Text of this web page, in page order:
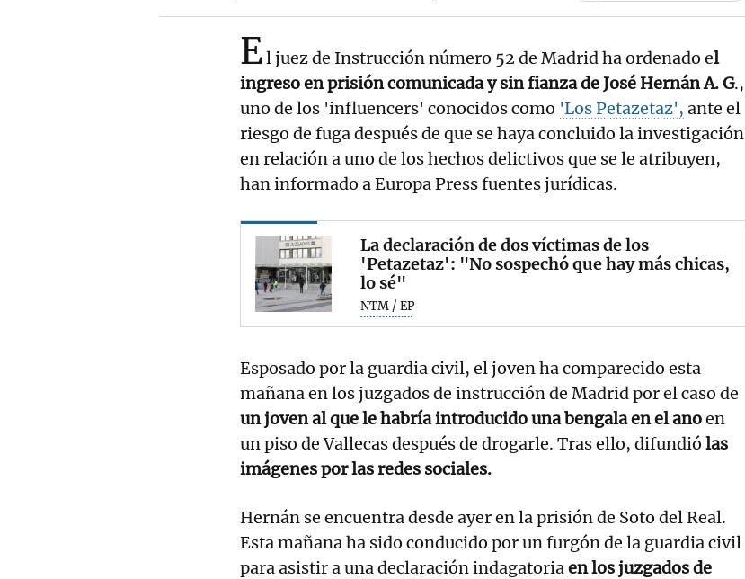
El juez de Instrucción número 52 de Madrid ha ordenado el
ingreso en prisión comunicada y sin fianza de José Hernán A. G.,
uno de los 'influencers' conocidos como 'Los Petazetaz', ante el
riesgo de fuga después de que se haya concluido la investigación
en relación a uno de los hechos delictivos que se le atribuyen,
han informado a Europa Press fuentes jurídicas.
La declaración de dos víctimas de los
'Petazetaz': "No sospechó que hay más chicas,
lo sé"
NTM / EP
Esposado por la guardia civil, el joven ha comparecido esta
mañana en los juzgados de instrucción de Madrid por el caso de
un joven al que le habría introducido una bengala en el anoen
un piso de Vallecas después de drogarle. Tras ello, difundió las
imágenes por las redes sociales.
Hernán se encuentra desde ayer en la prisión de Soto del Real.
Esta mañana ha sido conducido por un furgón de la guardia civil
para asistir a una declaración indagatoriaen los juzgados de